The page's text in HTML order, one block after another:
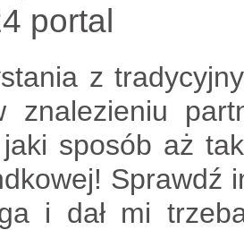
portal
z
znalezieniu
jaki sposób aż
Sprawdź
i dał mi